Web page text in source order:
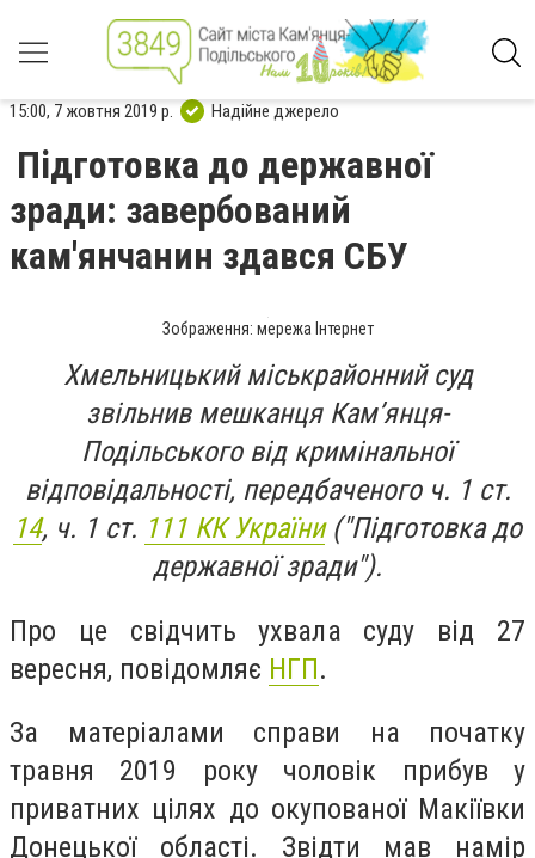
15:00, 7 жовтня 2019 р. Надійне джерело
Підготовка до державної
зради: завербований
кам'янчанин здався СБУ
Зображення: мережа Інтернет
Хмельницький міськрайонний суд
звільнив мешканця Кам’янця-
Подільського від кримінальної
відповідальності, передбаченого ч. 1 ст.
14, ч. 1 ст. 111 КК України("Підготовка до
державної зради").
Про це свідчить ухвала суду від 27
вересня, повідомляє НГП.
За матеріалами справи на початку
травня 2019 року чоловік прибув у
приватних цілях до окупованої Макіївки
Донецької області. Звідти мав намір